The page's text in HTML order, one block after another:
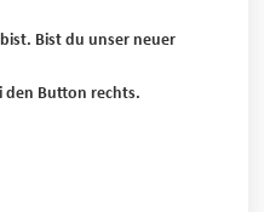
Bist du unser neuer
den Button rechts.